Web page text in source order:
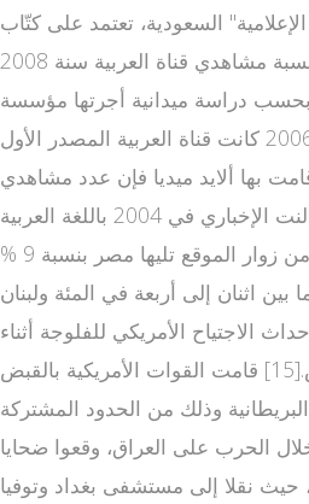
الإعلامية" السعودية، تعتمد على كتّاب
ليبراليين غير سعوديين تحديداً للرد على الإتهامات وتحسين صورة المملكة أمام العالم [1] شعبية القناة[عدل] نتائج استطلاع رأي لمؤسسة الزغبي تظهر نسبة مشاهدي قناة العربية سنة 2008
كمصدر أول للأخبار في قناة الجزيرة القطرية أغلب الأحيان, مقابل 53% لقناة الجزيرة. بحسب دراسة ميدانية أجرتها مؤسسة
إبسوس ستات المتخصصة في أبحاث الإعلام المرئي على عينة من سكان ومواطني المملكة العربية السعودية في الفترة ما بين 28 يونيو 2006 و1 أغسطس 2006 كانت قناة العربية المصدر الأول
العربية على المركز الثاني كمصدر للأخبار بعد قناة العراقية.[12] وبحسب دراسة قامت بها ألايد ميديا فإن عدد مشاهدي
قناة العربية يقدر بـ 23,396,120 مشاهد.[13] العربية نت[عدل] تم إطلاق موقع العربية النت الإخباري في 2004 باللغة العربية alarabiya arabic news live وأضيفت خدمة تصفح الموقع باللغة
الإنجليزية عام 2007 والفارسية والآردو عام 2008. معظم ز قناة العربية الاخبارية وار ومعلقي الموقع بالعربية من السعود العربية اخبار اليوم ية بنسبة 32 % من زوار الموقع تليها مصر بنسبة 9 %
ما بين اثنان إلى أربعة في المئة ولبنان
الاجتياح الأمريكي للفلوجة أثناء
الحرب على العراق واستطاع مراسلها وائل عصام، من أصل فلسطيني، الدخول إلى منطقة الفلوجة وبدأ يرسل تقاريره الإخبارية التي وصفت بالخاطفة للأنفاس.[15] قامت القوات الأمريكية بالقبض
(مصور لبناني) وعلي صافا (مهندس لبناني)[16] إلى العراق مع القوات البريطانية وذلك من الحدود المشتركة
إلى الكويت ضمن تغطية إعلامية واسعة من طرف القناة. توفي 11 من كوادر العربية خلال الحرب على العراق، وقعوا ضحايا
عبد العزيز، حيث نقلا إلى مستشفى بغداد وتوفيا